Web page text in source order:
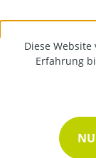
Diese
Erfahrung